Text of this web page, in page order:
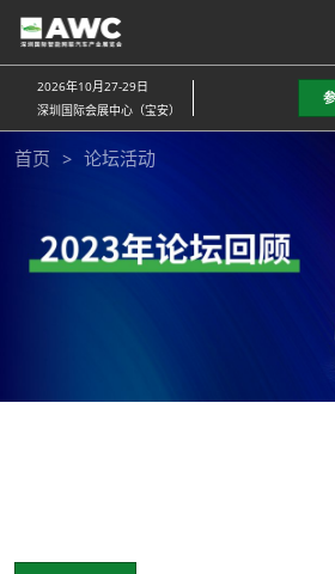
直
接
跳
至
内
2026年10月27-29日
深圳国际会展中心（宝安）
首页 论坛活动